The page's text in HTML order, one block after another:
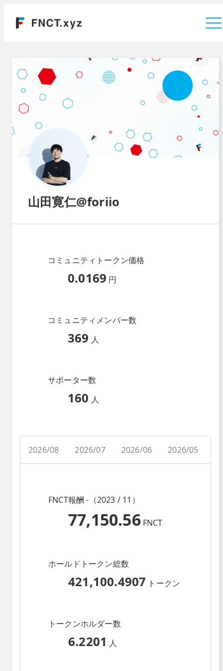
山田寛仁@foriio
コミュニティトークン価格
0.0169 円
コミュニティメンバー数
369 人
サポーター数
160 人
2026/08 2026/07 2026/06 2026/05
FNCT報酬 -（2023 / 11）
77,150.56 FNCT
ホールドトークン総数
421,100.4907 トークン
トークンホルダー数
6.2201 人